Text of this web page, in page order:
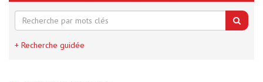
+ Recherche guidée